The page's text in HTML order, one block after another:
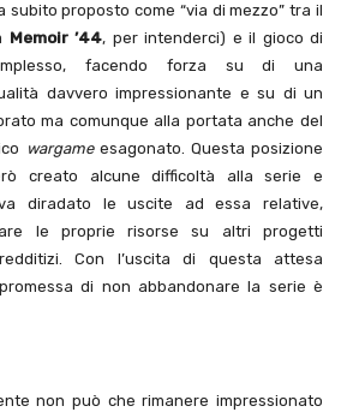
subito proposto come “via di mezzo” tra il
Memoir ’44, per intenderci) e il gioco di
facendo forza su di una
davvero impressionante e su di un
ma comunque alla portata anche del
wargame esagonato. Questa posizione
creato alcune difficoltà alla serie e
diradato le uscite ad essa relative,
le proprie risorse su altri progetti
Con l’uscita di questa attesa
di non abbandonare la serie è
non può che rimanere impressionato